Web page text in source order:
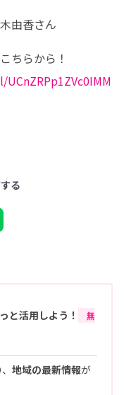
由香さん
る
と活用しよう！
無
地域の最新情報が